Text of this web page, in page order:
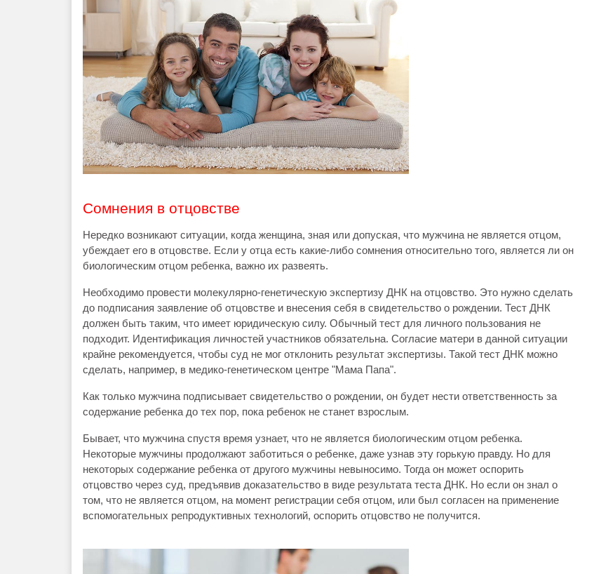
Сомнения в отцовстве
Нередко возникают ситуации, когда женщина, зная или допуская, что мужчина не является отцом,
убеждает его в отцовстве. Если у отца есть какие-либо сомнения относительно того, является ли он
биологическим отцом ребенка, важно их развеять.
Необходимо провести молекулярно-генетическую экспертизу ДНК на отцовство. Это нужно сделать
до подписания заявление об отцовстве и внесения себя в свидетельство о рождении. Тест ДНК
должен быть таким, что имеет юридическую силу. Обычный тест для личного пользования не
подходит. Идентификация личностей участников обязательна. Согласие матери в данной ситуации
крайне рекомендуется, чтобы суд не мог отклонить результат экспертизы. Такой тест ДНК можно
сделать, например, в медико-генетическом центре "Мама Папа".
Как только мужчина подписывает свидетельство о рождении, он будет нести ответственность за
содержание ребенка до тех пор, пока ребенок не станет взрослым.
Бывает, что мужчина спустя время узнает, что не является биологическим отцом ребенка.
Некоторые мужчины продолжают заботиться о ребенке, даже узнав эту горькую правду. Но для
некоторых содержание ребенка от другого мужчины невыносимо. Тогда он может оспорить
отцовство через суд, предъявив доказательство в виде результата теста ДНК. Но если он знал о
том, что не является отцом, на момент регистрации себя отцом, или был согласен на применение
вспомогательных репродуктивных технологий, оспорить отцовство не получится.